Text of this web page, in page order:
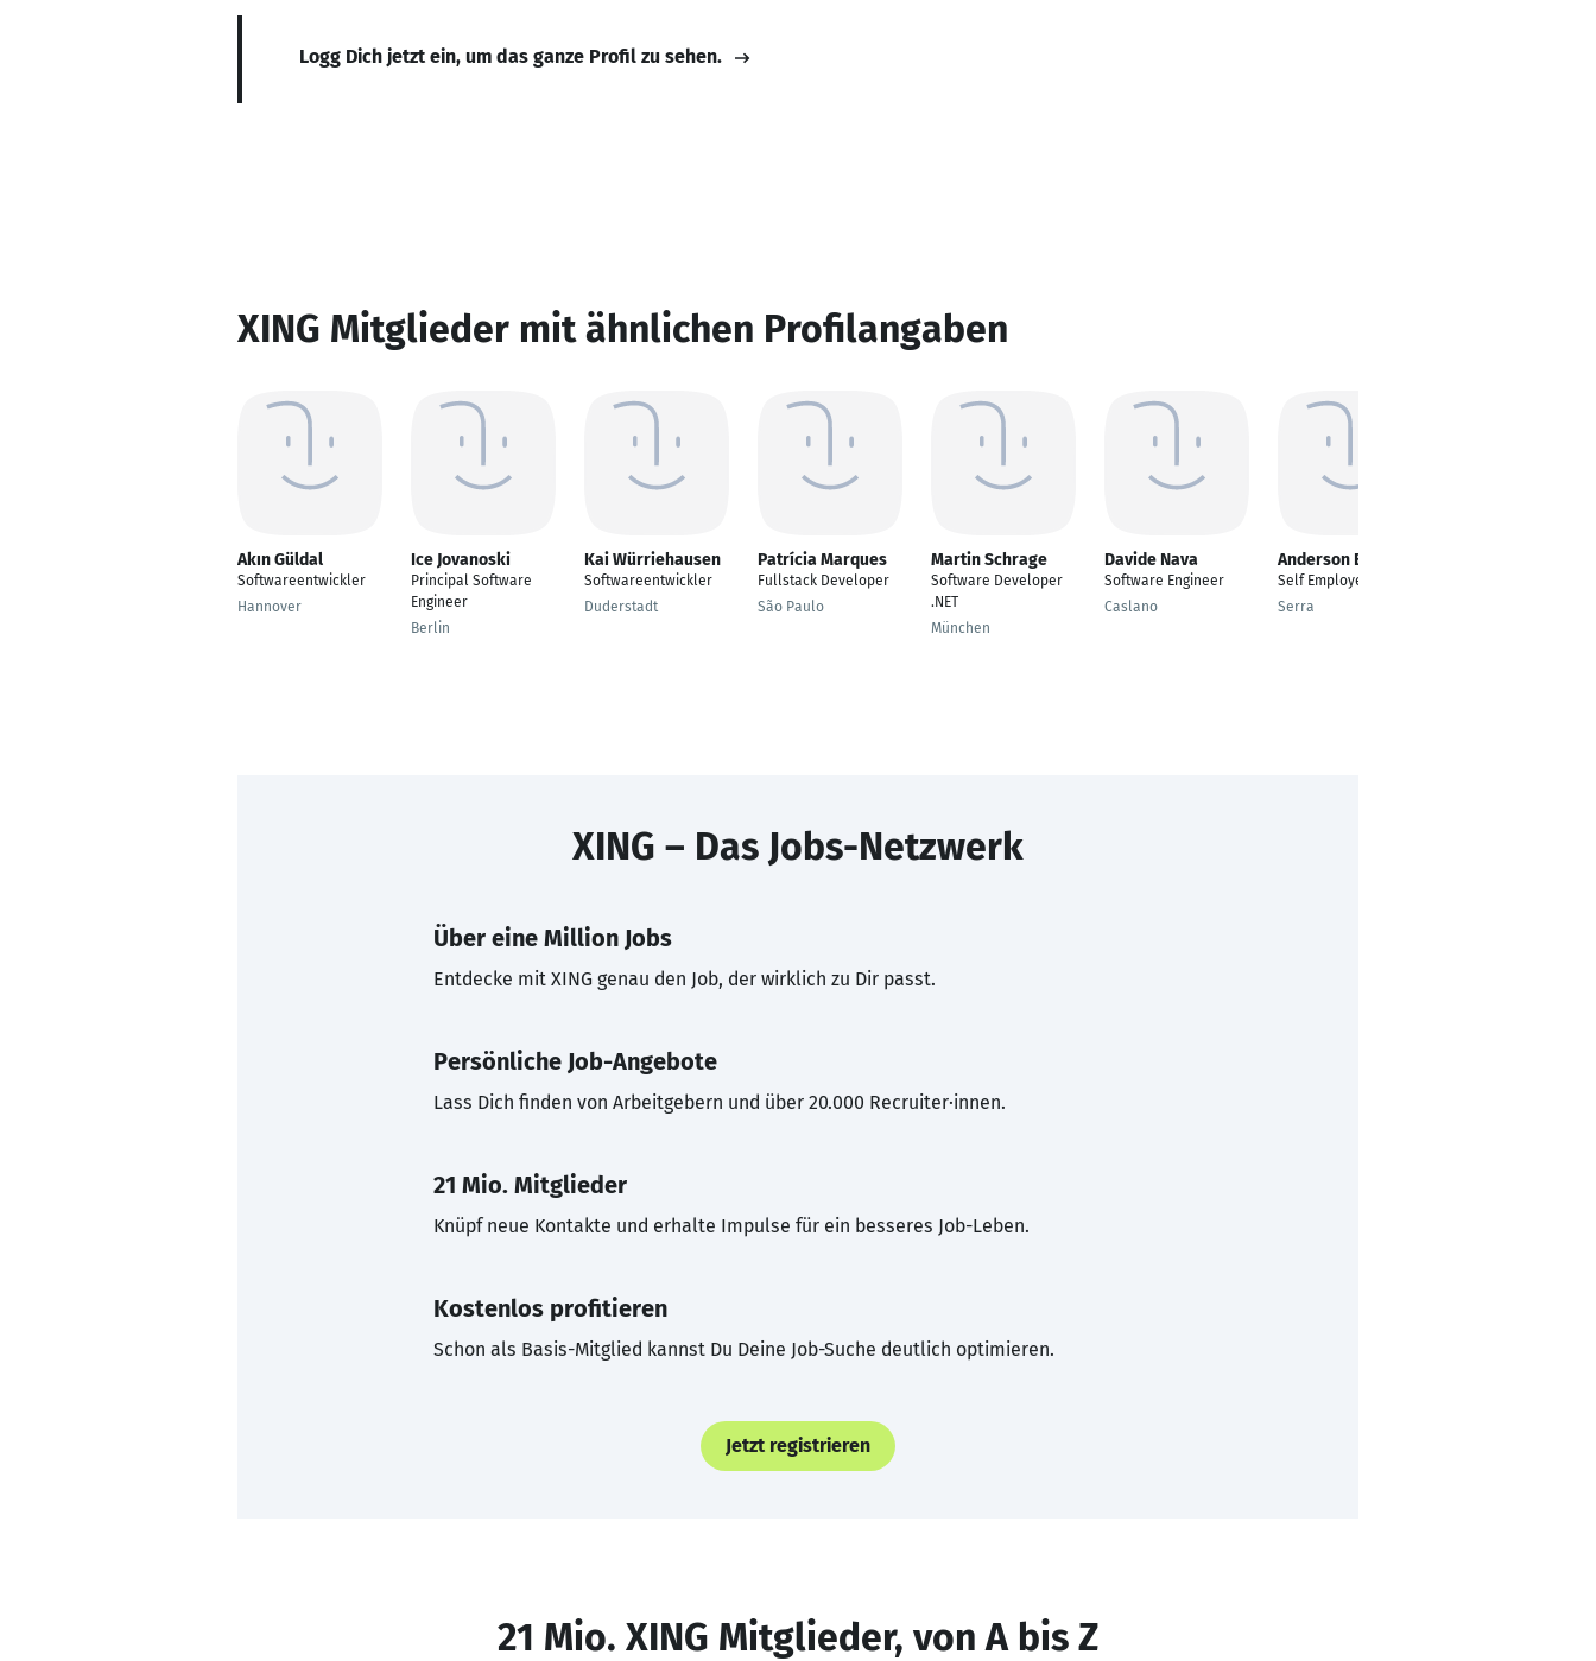
Logg Dich jetzt ein, um das ganze Profil zu sehen.
XING Mitglieder mit ähnlichen Profilangaben
Akın Güldal
Softwareentwickler
Hannover
Ice Jovanoski
Principal Software
Engineer
Berlin
Kai Würriehausen
Softwareentwickler
Duderstadt
Patrícia Marques
Fullstack Developer
São Paulo
Martin Schrage
Software Developer
.NET
München
Davide Nava
Software Engineer
Caslano
Anderson Barcelos
Self Employed
Serra
XING – Das Jobs-Netzwerk
Über eine Million Jobs
Entdecke mit XING genau den Job, der wirklich zu Dir passt.
Persönliche Job-Angebote
Lass Dich finden von Arbeitgebern und über 20.000 Recruiter·innen.
21 Mio. Mitglieder
Knüpf neue Kontakte und erhalte Impulse für ein besseres Job-Leben.
Kostenlos profitieren
Schon als Basis-Mitglied kannst Du Deine Job-Suche deutlich optimieren.
Jetzt registrieren
21 Mio. XING Mitglieder, von A bis Z